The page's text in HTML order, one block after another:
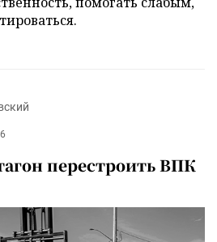
6
перестроить ВПК